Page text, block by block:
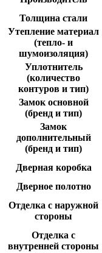
Толщина стали
Утепление материал
(тепло- и
шумоизоляция)
Уплотнитель
(количество
контуров и тип)
Замок основной
(бренд и тип)
Замок
дополнительный
(бренд и тип)
Дверная коробка
Дверное полотно
Отделка с наружной
стороны
Отделка с
внутренней стороны